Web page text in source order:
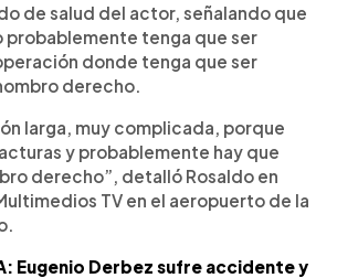
de salud del actor, señalando que
probablemente tenga que ser
donde tenga que ser
derecho.
larga, muy complicada, porque
y probablemente hay que
derecho”, detalló Rosaldo en
TV en el aeropuerto de la
Eugenio Derbez sufre accidente y